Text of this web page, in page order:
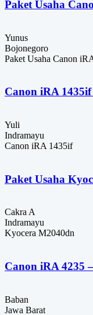
Paket Usaha
Yunus
Bojonegoro
Paket Usaha Canon
Canon iRA
Yuli
Indramayu
Canon iRA 1435if
Paket Usaha
Cakra A
Indramayu
Kyocera M2040dn
Canon iRA 4235
Baban
Jawa Barat